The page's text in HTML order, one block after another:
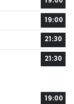
19:00
21:30
21:30
19:00